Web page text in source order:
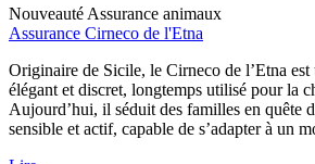
Nouveauté Assurance animaux
Assurance Cirneco de l'Etna
Originaire de Sicile, le Cirneco de l’Etna est
élégant et discret, longtemps utilisé pour la
Aujourd’hui, il séduit des familles en quête
sensible et actif, capable de s’adapter à un